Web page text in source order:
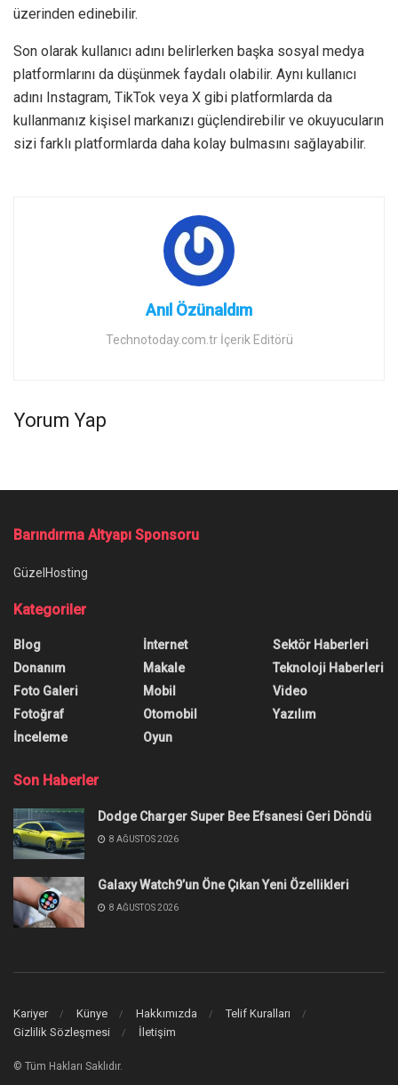
üzerinden edinebilir.
Son olarak kullanıcı adını belirlerken başka sosyal medya
platformlarını da düşünmek faydalı olabilir. Aynı kullanıcı
adını Instagram, TikTok veya X gibi platformlarda da
kullanmanız kişisel markanızı güçlendirebilir ve okuyucuların
sizi farklı platformlarda daha kolay bulmasını sağlayabilir.
Anıl Özünaldım
Technotoday.com.tr İçerik Editörü
Yorum Yap
Barındırma Altyapı Sponsoru
GüzelHosting
Kategoriler
Blog
Donanım
Foto Galeri
Fotoğraf
İnceleme
İnternet
Makale
Mobil
Otomobil
Oyun
Sektör Haberleri
Teknoloji Haberleri
Video
Yazılım
Son Haberler
Dodge Charger Super Bee Efsanesi Geri Döndü
8 AĞUSTOS 2026
Galaxy Watch9’un Öne Çıkan Yeni Özellikleri
8 AĞUSTOS 2026
Kariyer Künye Hakkımızda
Telif Kuralları
Gizlilik Sözleşmesi
İletişim
© Tüm Hakları Saklıdır.